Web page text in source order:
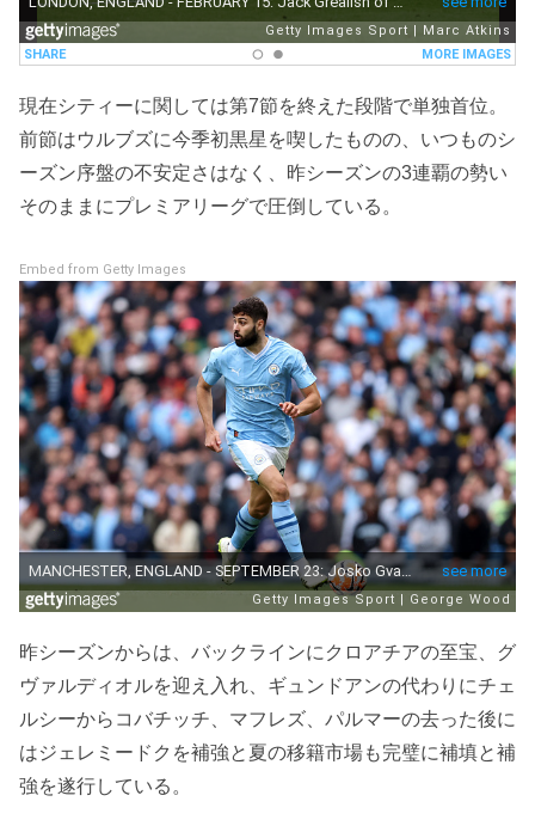
現在シティーに関しては第7節を終えた段階で単独首位。
前節はウルブズに今季初黒星を喫したものの、いつものシ
ーズン序盤の不安定さはなく、昨シーズンの3連覇の勢い
そのままにプレミアリーグで圧倒している。
Embed from Getty Images
昨シーズンからは、バックラインにクロアチアの至宝、グ
ヴァルディオルを迎え入れ、ギュンドアンの代わりにチェ
ルシーからコバチッチ、マフレズ、パルマーの去った後に
はジェレミードクを補強と夏の移籍市場も完璧に補填と補
強を遂行している。